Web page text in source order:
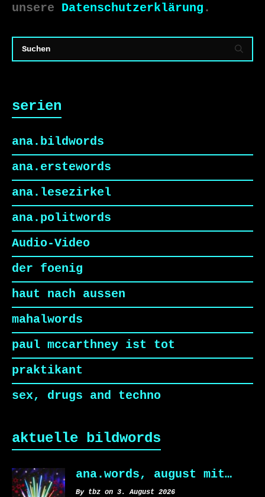
unsere Datenschutzerklärung .
serien
ana.bildwords
ana.erstewords
ana.lesezirkel
ana.politwords
Audio-Video
der foenig
haut nach aussen
mahalwords
paul mccarthney ist tot
praktikant
sex, drugs and techno
aktuelle bildwords
ana.words, august mit…
By tbz on 3. August 2026